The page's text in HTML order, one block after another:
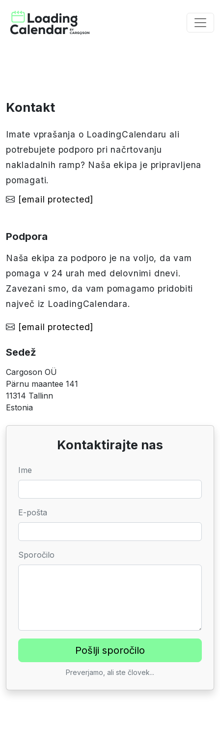
Kontakt
Imate vprašanja o LoadingCalendaru ali
potrebujete podporo pri načrtovanju
nakladalnih ramp? Naša ekipa je pripravljena
pomagati.
[email protected]
Podpora
Naša ekipa za podporo je na voljo, da vam
pomaga v 24 urah med delovnimi dnevi.
Zavezani smo, da vam pomagamo pridobiti
največ iz LoadingCalendara.
[email protected]
Sedež
Cargoson OÜ
Pärnu maantee 141
11314 Tallinn
Estonia
Kontaktirajte nas
Ime
E-pošta
Sporočilo
Preverjamo, ali ste človek...